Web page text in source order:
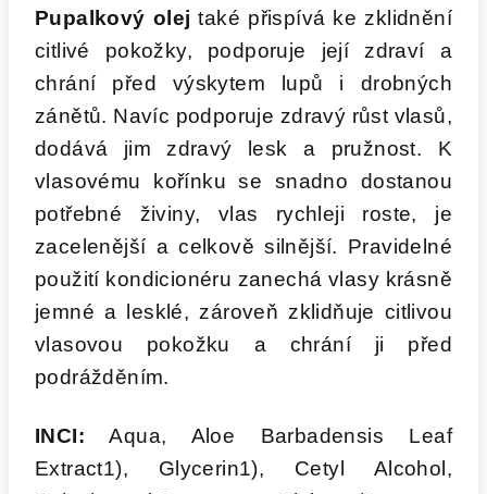
Pupalkový olej také přispívá ke zklidnění
citlivé pokožky, podporuje její zdraví a
chrání před výskytem lupů i drobných
zánětů. Navíc podporuje zdravý růst vlasů,
dodává jim zdravý lesk a pružnost. K
vlasovému kořínku se snadno dostanou
potřebné živiny, vlas rychleji roste, je
zacelenější a celkově silnější. Pravidelné
použití kondicionéru zanechá vlasy krásně
jemné a lesklé, zároveň zklidňuje citlivou
vlasovou pokožku a chrání ji před
podrážděním.
INCI: Aqua, Aloe Barbadensis Leaf
Extract1), Glycerin1), Cetyl Alcohol,